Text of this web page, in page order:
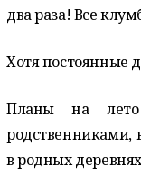
два раза! Все
Хотя постоянные
Планы на лето
родственниками,
в родных